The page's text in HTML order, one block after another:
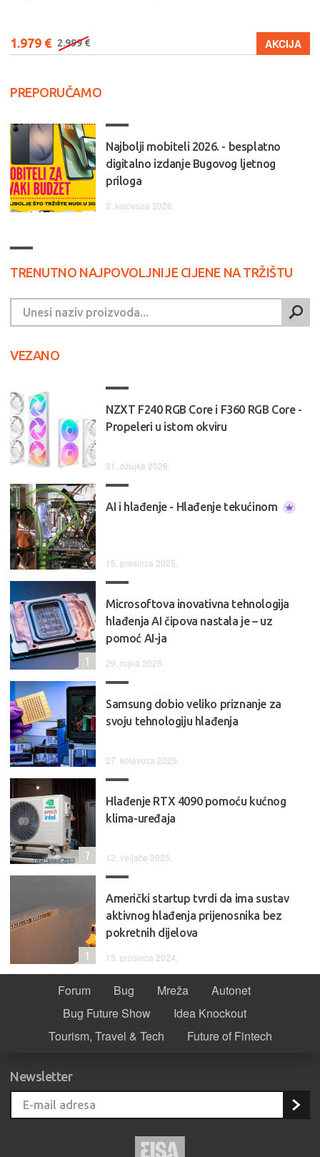
1.979 € 2.999 € AKCIJA
PREPORUČAMO
Najbolji mobiteli 2026. - besplatno
digitalno izdanje Bugovog ljetnog
priloga
2. kolovoza 2026.
TRENUTNO NAJPOVOLJNIJE CIJENE NA TRŽIŠTU
VEZANO
NZXT F240 RGB Core i F360 RGB Core -
Propeleri u istom okviru
31. ožujka 2026.
AI i hlađenje - Hlađenje tekućinom
15. prosinca 2025.
Microsoftova inovativna tehnologija
hlađenja AI čipova nastala je – uz
pomoć AI-ja
29. rujna 2025.
1
Samsung dobio veliko priznanje za
svoju tehnologiju hlađenja
27. kolovoza 2025.
Hlađenje RTX 4090 pomoću kućnog
klima-uređaja
12. veljače 2025.
7
Američki startup tvrdi da ima sustav
aktivnog hlađenja prijenosnika bez
pokretnih dijelova
15. prosinca 2024.
1
Forum Bug Mreža
Autonet
Bug Future Show
Idea Knockout
Tourism, Travel & Tech
Future of Fintech
Newsletter